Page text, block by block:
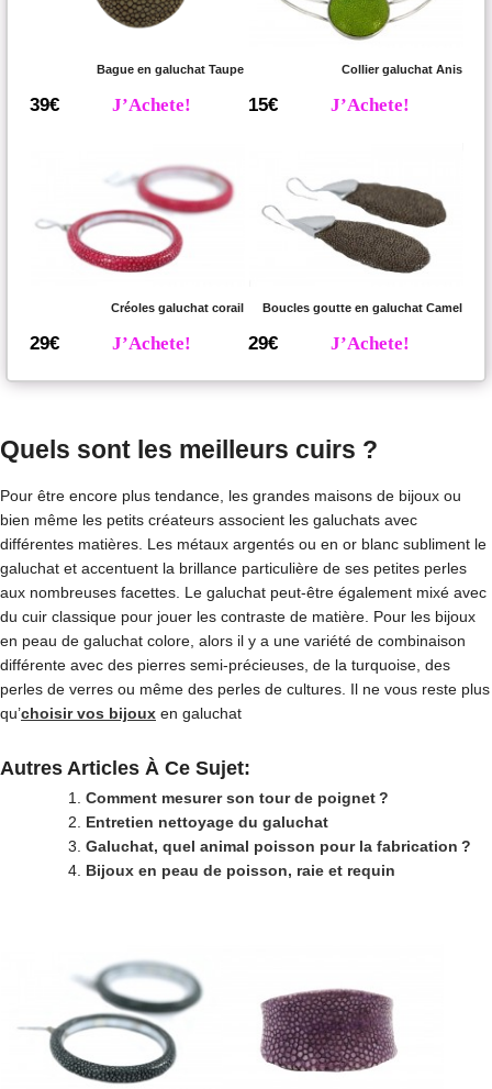
Bague en galuchat Taupe
39€ J’Achete!
Collier galuchat Anis
15€ J’Achete!
Créoles galuchat corail
29€ J’Achete!
Boucles goutte en galuchat Camel
29€ J’Achete!
Quels sont les meilleurs cuirs ?
Pour être encore plus tendance, les grandes maisons de bijoux ou
bien même les petits créateurs associent les galuchats avec
différentes matières. Les métaux argentés ou en or blanc subliment le
galuchat et accentuent la brillance particulière de ses petites perles
aux nombreuses facettes. Le galuchat peut-être également mixé avec
du cuir classique pour jouer les contraste de matière. Pour les bijoux
en peau de galuchat colore, alors il y a une variété de combinaison
différente avec des pierres semi-précieuses, de la turquoise, des
perles de verres ou même des perles de cultures. Il ne vous reste plus
qu’choisir vos bijoux en galuchat
Autres Articles À Ce Sujet:
Comment mesurer son tour de poignet ?
Entretien nettoyage du galuchat
Galuchat, quel animal poisson pour la fabrication ?
Bijoux en peau de poisson, raie et requin